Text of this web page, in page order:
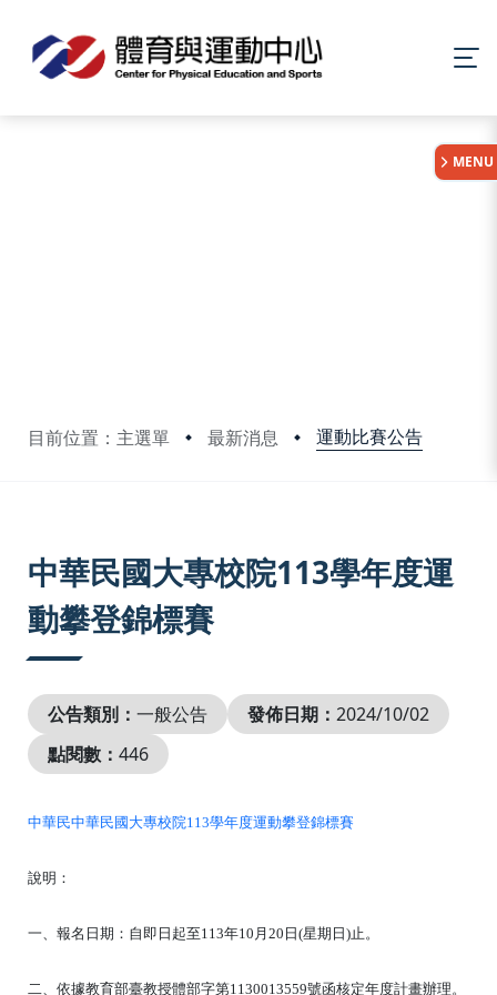
目前位置：主選單 最新消息 運動比賽公告
MENU
中華民國大專校院113學年度運
動攀登錦標賽
公告類別： 一般公告 發佈日期： 2024/10/02
點閱數： 446
中華民中華民國大專校院113學年度運動攀登錦標賽
說明：
一、報名日期：自即日起至113年10月20日(星期日)止。
二、依據教育部臺教授體部字第1130013559號函核定年度計畫辦理。